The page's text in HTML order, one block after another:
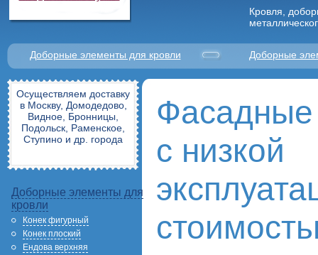
Кровля,
Доборные элементы для кровли Доборные
Осуществляем доставку
в Москву, Домодедово,
Видное, Бронницы,
Подольск, Раменское,
Ступино и др. города
Доборные элементы для
кровли
Конек фигурный
Конек плоский
Ендова верхняя
с низкой